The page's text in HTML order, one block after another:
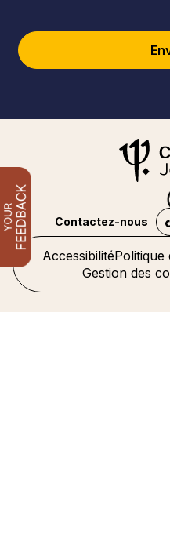
AccessibilitéPolitique
Gestion des
Contactez-nous